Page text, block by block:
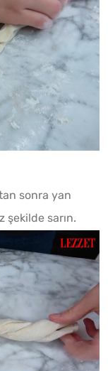
sonra yan
sarın.